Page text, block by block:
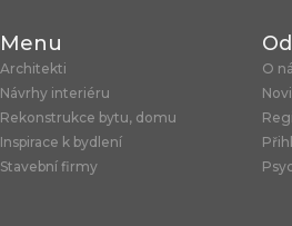
Menu
Architekti
Návrhy interiéru
Rekonstrukce bytu, domu
Inspirace k bydlení
Stavební firmy
O